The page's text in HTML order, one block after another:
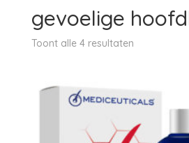
gevoelige
Toont alle 4 resultaten